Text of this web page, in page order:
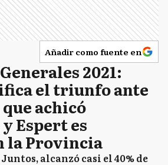
Añadir como fuente en
2021:
el triunfo ante
achicó
Espert es
la Provincia
alcanzó casi el 40% de